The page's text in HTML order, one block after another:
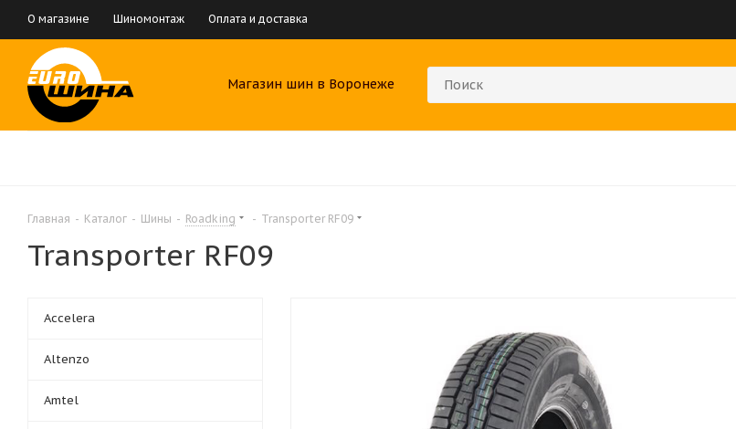
О магазине Шиномонтаж Оплата и доставка
Магазин шин в Воронеже
Главная - Каталог - Шины - Roadking - Transporter RF09
Transporter RF09
Accelera
Altenzo
Amtel